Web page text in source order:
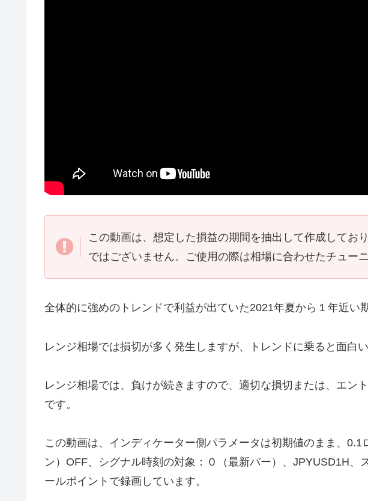
この動画は、想定した損益の期間を抽出して作成してお
ではございません。ご使用の際は相場に合わせたチュー
全体的に強めのトレンドで利益が出ていた2021年夏から１年近い
レンジ相場では損切が多く発生しますが、トレンドに乗ると面白
レンジ相場では、負けが続きますので、適切な損切または、エン
です。
この動画は、インディケーター側パラメータは初期値のまま、0.1
ン）OFF、シグナル時刻の対象：０（最新バー）、JPYUSD1H、
ールポイントで録画しています。